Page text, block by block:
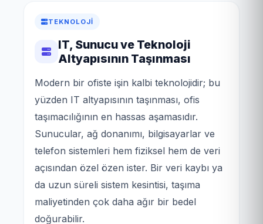
TEKNOLOJI
IT, Sunucu ve Teknoloji
Altyapısının Taşınması
Modern bir ofiste işin kalbi teknolojidir; bu
yüzden IT altyapısının taşınması, ofis
taşımacılığının en hassas aşamasıdır.
Sunucular, ağ donanımı, bilgisayarlar ve
telefon sistemleri hem fiziksel hem de veri
açısından özel özen ister. Bir veri kaybı ya
da uzun süreli sistem kesintisi, taşıma
maliyetinden çok daha ağır bir bedel
doğurabilir.